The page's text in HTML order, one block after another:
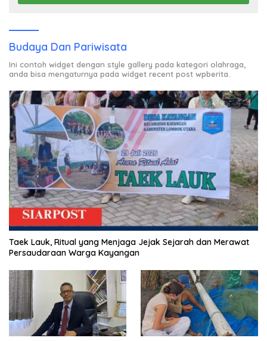
Budaya Dan Pariwisata
Ini contoh widget dengan style gallery pada kategori olahraga,
anda bisa mengaturnya pada widget recent post wpberita.
Taek Lauk, Ritual yang Menjaga Jejak Sejarah dan Merawat
Persaudaraan Warga Kayangan